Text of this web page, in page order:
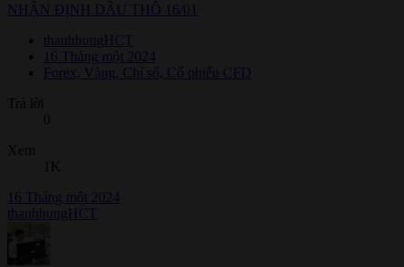
NHẬN ĐỊNH DẦU THÔ 16/01
thanhhungHCT
16 Tháng một 2024
Forex, Vàng, Chỉ số, Cổ phiếu CFD
Trả lời
0
Xem
1K
16 Tháng một 2024
thanhhungHCT